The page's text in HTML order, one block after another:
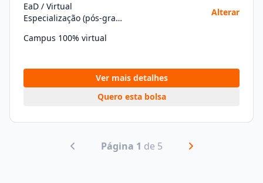
EaD / Virtual
Especialização (pós-graduação)
Alterar
Campus 100% virtual
Ver mais detalhes
Quero esta bolsa
Página 1 de 5